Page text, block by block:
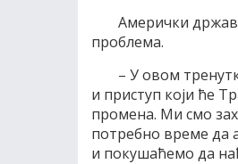
Амерички
проблема.
– У овом
и приступ који ће
промена. Ми смо
потребно време да
и покушаћемо да